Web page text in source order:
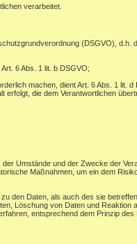
verarbeitet.
(DSGVO), d.h.
6 Abs. 1 lit. b DSGVO;
machen, dient Art. 6 Abs. 1 lit. d
die dem Verantwortlichen
Umstände und der Zwecke der
Maßnahmen, um ein dem
den Daten, als auch des sie
Löschung von Daten und Reaktion
entsprechend dem Prinzip